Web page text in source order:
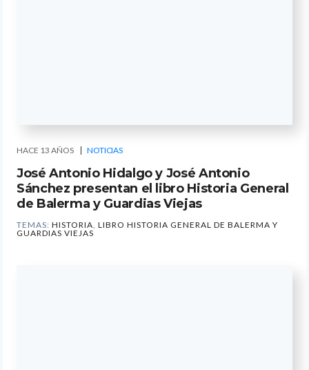
HACE 13 AÑOS NOTICIAS
José Antonio Hidalgo y José Antonio
Sánchez presentan el libro Historia General
de Balerma y Guardias Viejas
TEMAS: HISTORIA, LIBRO HISTORIA GENERAL DE BALERMA Y
GUARDIAS VIEJAS